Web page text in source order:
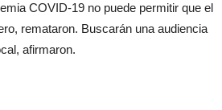
COVID-19 no puede permitir que el
remataron. Buscarán una audiencia
afirmaron.